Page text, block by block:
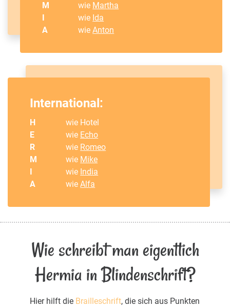
M
wie Martha
wie Ida
A
wieAnton
International:
H
wie Hotel
E
wie Echo
R
wie Romeo
M
wie Mike
wie India
A
wieAlfa
Wie schreibt man eigentlich
Hermia in Blindenschrift?
Hier hilft die Brailleschrift, die sich aus Punkten